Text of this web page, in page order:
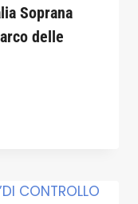
Soprana
delle